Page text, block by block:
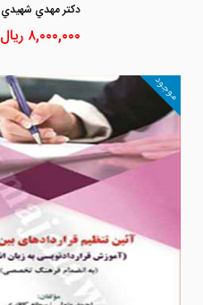
دكتر مهدي شهيدي
۸,۰۰۰,۰۰۰ ریال
موجود